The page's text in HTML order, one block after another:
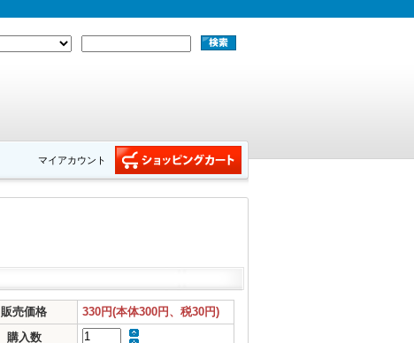
マイアカウント
販売価格
330円(本体300円、税30円)
購入数